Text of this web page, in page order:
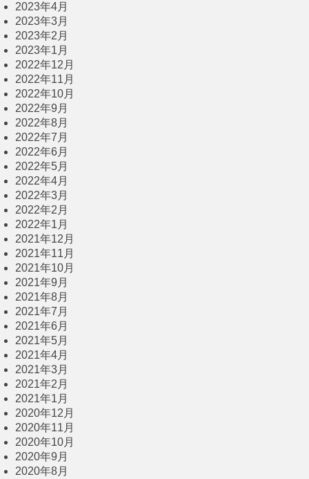
2023年4月
2023年3月
2023年2月
2023年1月
2022年12月
2022年11月
2022年10月
2022年9月
2022年8月
2022年7月
2022年6月
2022年5月
2022年4月
2022年3月
2022年2月
2022年1月
2021年12月
2021年11月
2021年10月
2021年9月
2021年8月
2021年7月
2021年6月
2021年5月
2021年4月
2021年3月
2021年2月
2021年1月
2020年12月
2020年11月
2020年10月
2020年9月
2020年8月